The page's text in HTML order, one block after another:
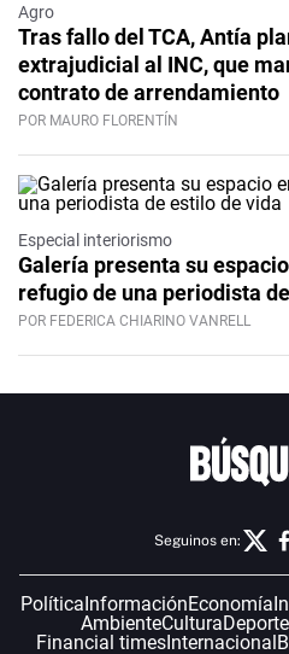
Agro
Tras fallo del TCA, Antía
extrajudicial al INC, que
contrato de arrendamiento
POR MAURO FLORENTÍN
Especial interiorismo
Galería presenta su
refugio de una periodista
POR FEDERICA CHIARINO VANRELL
Seguinos en:
PolíticaInformaciónEconomía
AmbienteCultura
Financial timesInternacional